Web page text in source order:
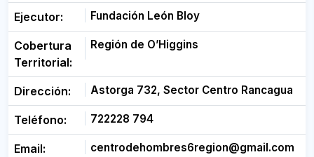
Ejecutor: Fundación León Bloy
Cobertura
Territorial:
Región de O’Higgins
Dirección: Astorga 732, Sector Centro Rancagua
Teléfono: 722228 794
Email: centrodehombres6region@gmail.com